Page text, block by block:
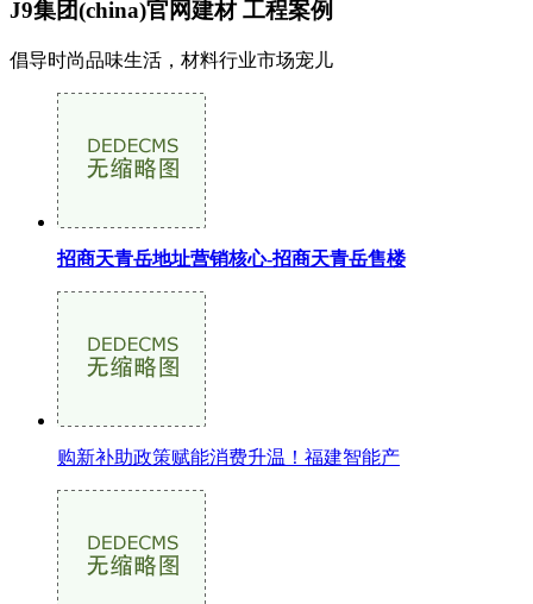
J9集团(china)官网建材工程案例
倡导时尚品味生活，材料行业市场宠儿
招商天青岳地址营销核心-招商天青岳售楼
购新补助政策赋能消费升温！福建智能产